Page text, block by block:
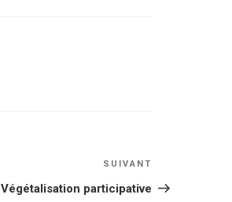
SUIVANT
Végétalisation participative